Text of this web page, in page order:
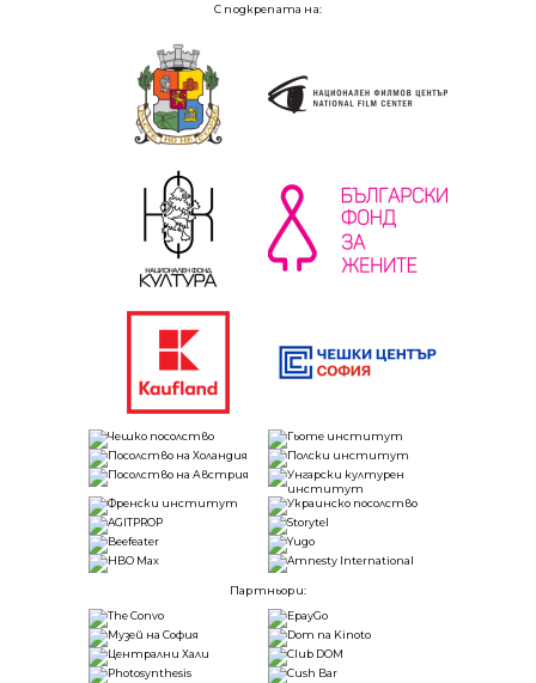
С подкрепата на:
Партньори: